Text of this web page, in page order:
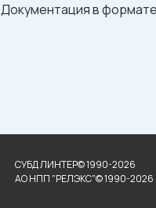
Документация в
СУБД ЛИНТЕР© 1990-2026
АО НПП "РЕЛЭКС"© 1990-2026